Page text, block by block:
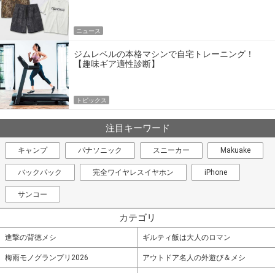
ニュース
ジムレベルの本格マシンで自宅トレーニング！
【趣味ギア適性診断】
トピックス
注目キーワード
キャンプ パナソニック スニーカー Makuake
バックパック 完全ワイヤレスイヤホン iPhone
サンコー
カテゴリ
進撃の背徳メシ ギルティ飯は大人のロマン
梅雨モノグランプリ2026 アウトドア名人の外遊び＆メシ